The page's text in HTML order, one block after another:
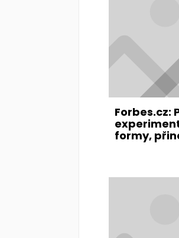
Forbes.cz:
formy,